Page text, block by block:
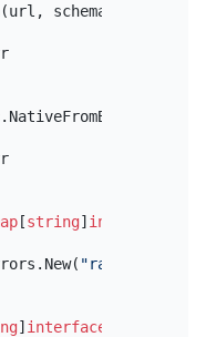
schemaID)
[string]interface
"raw avro
]interface